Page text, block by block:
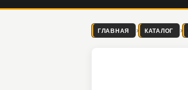
ГЛАВНАЯ КАТАЛОГ